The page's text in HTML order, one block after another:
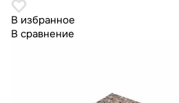
В избранное
В сравнение